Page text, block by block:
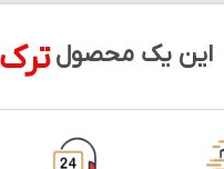
این یک محصول ترک